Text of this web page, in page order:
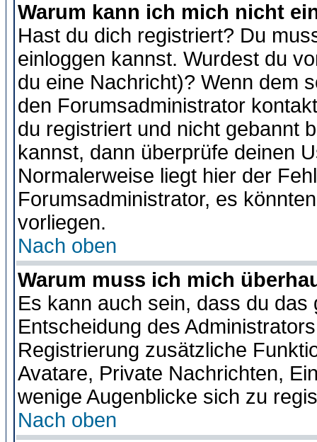
Warum kann ich mich nicht
Hast du dich registriert? Du
einloggen kannst. Wurdest du
du eine Nachricht)? Wenn dem
den Forumsadministrator
du registriert und nicht gebannt
kannst, dann überprüfe deinen
Normalerweise liegt hier der
Forumsadministrator, es
vorliegen.
Nach oben
Warum muss ich mich
Es kann auch sein, dass du
Entscheidung des
Registrierung zusätzliche
Avatare, Private Nachrichten,
wenige Augenblicke sich zu
Nach oben